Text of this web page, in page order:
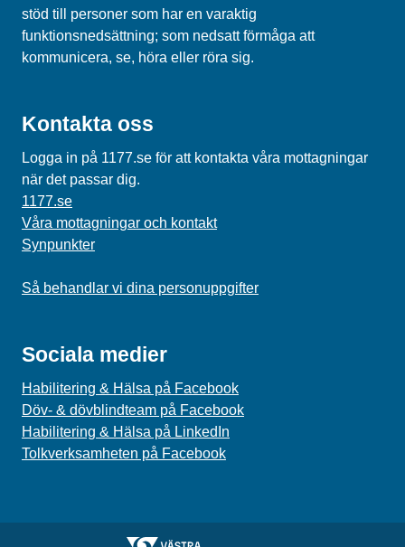
stöd till personer som har en varaktig
funktionsnedsättning; som nedsatt förmåga att
kommunicera, se, höra eller röra sig.
Kontakta oss
Logga in på 1177.se för att kontakta våra mottagningar
när det passar dig.
1177.se
Våra mottagningar och kontakt
Synpunkter
Så behandlar vi dina personuppgifter
Sociala medier
Habilitering & Hälsa på Facebook
Döv- & dövblindteam på Facebook
Habilitering & Hälsa på LinkedIn
Tolkverksamheten på Facebook